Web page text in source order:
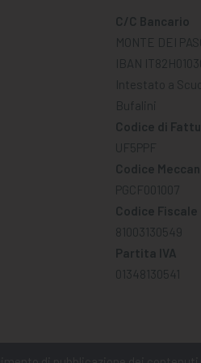
C/C Bancario
MONTE DEI
IBAN
Intestato a
Bufalini
Codice di
UF5PPF
Codice
PGCF001007
Codice Fiscale
81003130549
Partita IVA
01348130541